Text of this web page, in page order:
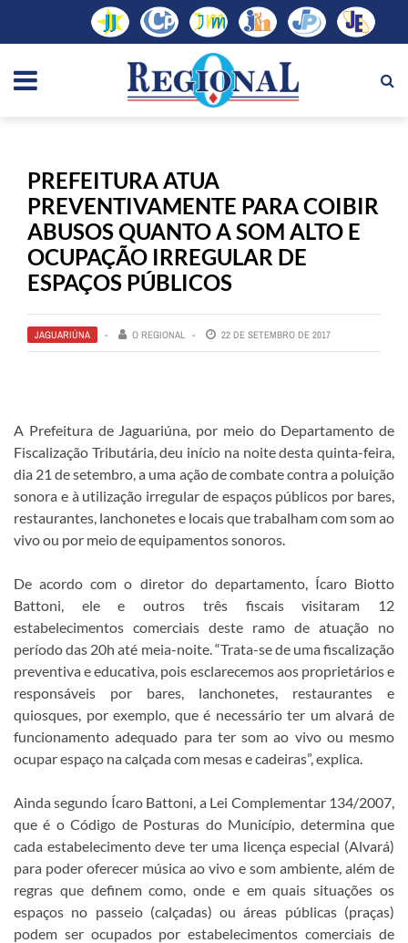
PREFEITURA ATUA
PREVENTIVAMENTE PARA COIBIR
ABUSOS QUANTO A SOM ALTO E
OCUPAÇÃO IRREGULAR DE
ESPAÇOS PÚBLICOS
JAGUARIÚNA O REGIONAL 22 DE SETEMBRO DE 2017
A Prefeitura de Jaguariúna, por meio do Departamento de
Fiscalização Tributária, deu início na noite desta quinta-feira,
dia 21 de setembro, a uma ação de combate contra a poluição
sonora e à utilização irregular de espaços públicos por bares,
restaurantes, lanchonetes e locais que trabalham com som ao
vivo ou por meio de equipamentos sonoros.
De acordo com o diretor do departamento, Ícaro Biotto
Battoni, ele e outros três fiscais visitaram 12
estabelecimentos comerciais deste ramo de atuação no
período das 20h até meia-noite. “Trata-se de uma fiscalização
preventiva e educativa, pois esclarecemos aos proprietários e
responsáveis por bares, lanchonetes, restaurantes e
quiosques, por exemplo, que é necessário ter um alvará de
funcionamento adequado para ter som ao vivo ou mesmo
ocupar espaço na calçada com mesas e cadeiras”, explica.
Ainda segundo Ícaro Battoni, a Lei Complementar 134/2007,
que é o Código de Posturas do Município, determina que
cada estabelecimento deve ter uma licença especial (Alvará)
para poder oferecer música ao vivo e som ambiente, além de
regras que definem como, onde e em quais situações os
espaços no passeio (calçadas) ou áreas públicas (praças)
podem ser ocupados por estabelecimentos comerciais de